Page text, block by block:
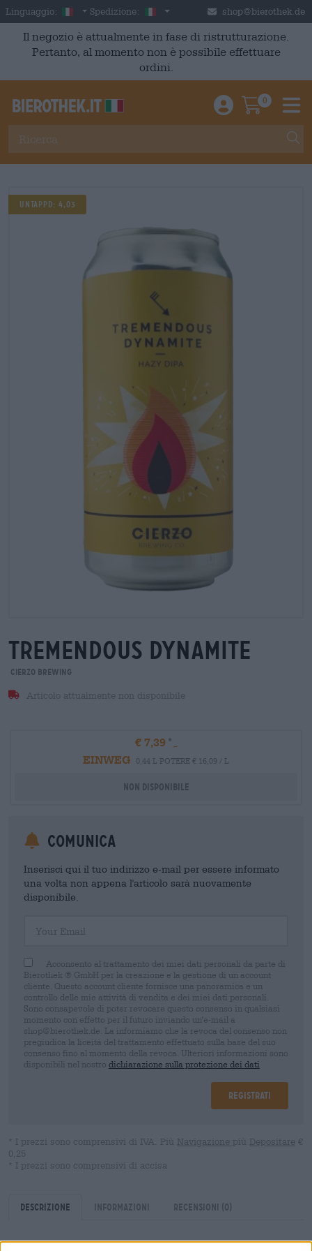
Skip to main content
Linguaggio: Italian
Spedizione: Italia shop@bierothek.de
Il negozio è attualmente in fase di ristrutturazione.
Pertanto, al momento non è possibile effettuare
ordini.
Einloggen /
0
Untappd: 4,03
tremendous dynamite
Cierzo Brewing
Articolo attualmente non disponibile
€ 7,39
EINWEG
0,44 L POTERE € 16,09 / L
Non disponibile
Comunica
Inserisci qui il tuo indirizzo e-mail per essere informato
una volta non appena l'articolo sarà nuovamente
disponibile.
Acconsento al trattamento dei miei dati personali da parte di
Bierothek ® GmbH per la creazione e la gestione di un account
cliente. Questo account cliente fornisce una panoramica e un
controllo delle mie attività di vendita e dei miei dati personali.
Sono consapevole di poter revocare questo consenso in qualsiasi
momento con effetto per il futuro inviando un'e-mail a
shop@bierothek.de. La informiamo che la revoca del consenso non
pregiudica la liceità del trattamento effettuato sulla base del suo
consenso fino al momento della revoca. Ulteriori informazioni sono
disponibili nel nostro dichiarazione sulla protezione dei dati
Registrati
* I prezzi sono comprensivi di IVA. Più Navigazione più Depositare €
0,25
* I prezzi sono comprensivi di accisa
Descrizione Informazioni Recensioni (0)